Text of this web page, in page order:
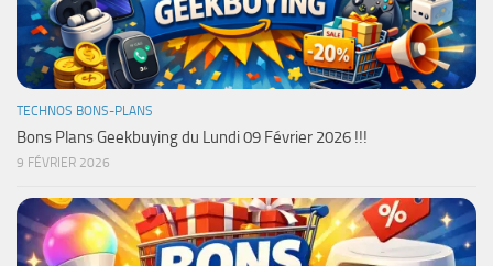
TECHNOS BONS-PLANS
Bons Plans Geekbuying du Lundi 09 Février 2026 !!!
9 FÉVRIER 2026